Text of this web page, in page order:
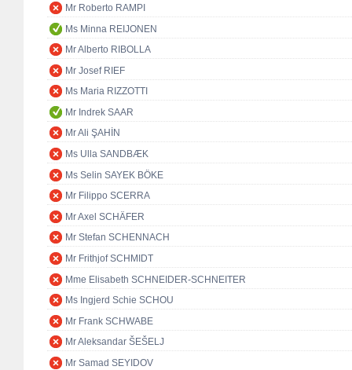
Mr Roberto RAMPI
Ms Minna REIJONEN
Mr Alberto RIBOLLA
Mr Josef RIEF
Ms Maria RIZZOTTI
Mr Indrek SAAR
Mr Ali ŞAHİN
Ms Ulla SANDBÆK
Ms Selin SAYEK BÖKE
Mr Filippo SCERRA
Mr Axel SCHÄFER
Mr Stefan SCHENNACH
Mr Frithjof SCHMIDT
Mme Elisabeth SCHNEIDER-SCHNEITER
Ms Ingjerd Schie SCHOU
Mr Frank SCHWABE
Mr Aleksandar ŠEŠELJ
Mr Samad SEYIDOV